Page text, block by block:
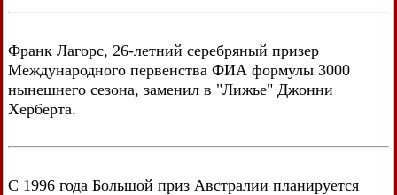
Франк Лагорс, 26-летний серебряный призер
Международного первенства ФИА формулы 3000
нынешнего сезона, заменил в "Лижье" Джонни
Херберта.
С 1996 года Большой приз Австралии планируется